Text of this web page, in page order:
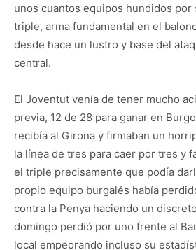
unos cuantos equipos hundidos
triple, arma fundamental en el
desde hace un lustro y base del
central.
El Joventut venía de tener mucho
previa, 12 de 28 para ganar en
recibía al Girona y firmaban un
la línea de tres para caer por tres y
el triple precisamente que podía
propio equipo burgalés había
contra la Penya haciendo un
domingo perdió por uno frente al
local empeorando incluso su